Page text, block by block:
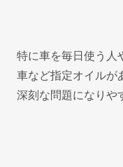
特に車を毎日使う人
車など指定オイルが
深刻な問題になりや